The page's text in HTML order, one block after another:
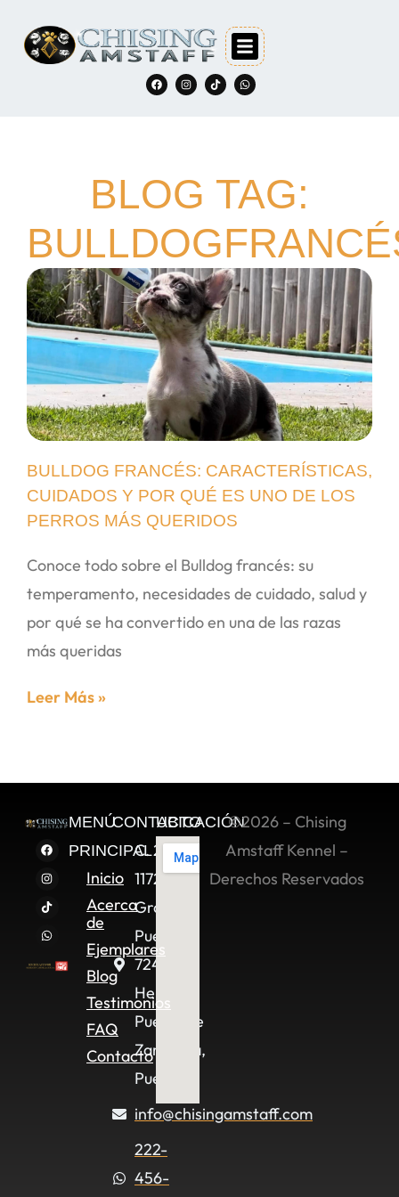
BLOG TAG:
BULLDOG FRANCÉS: CARACTERÍSTICAS,
CUIDADOS Y POR QUÉ ES UNO DE LOS
PERROS MÁS QUERIDOS
Conoce todo sobre el Bulldog francés: su
temperamento, necesidades de cuidado, salud y
por qué se ha convertido en una de las razas
más queridas
Leer Más »
MENÚ
PRINCIPAL
Inicio
Acerca
de
Ejemplares
Blog
Testimonios
FAQ
Contacto
CONTACTO
C. 2 Sur
11722,
Granjas
Puebla,
72490
Heroica
Puebla de
Zaragoza,
Pue.
info@chisingamstaff.com
222-
456-
UBICACIÓN©2026 – Chising
Amstaff Kennel –
Derechos Reservados